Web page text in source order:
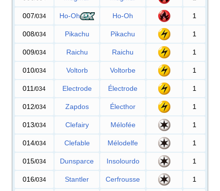
007/034 Ho-Oh Ho-Oh 1
008/034 Pikachu Pikachu 1
009/034 Raichu Raichu 1
010/034 Voltorb Voltorbe 1
011 /034 Electrode Électrode 1
012/034 Zapdos Électhor 1
013/034 Clefairy Mélofée 1
014/034 Clefable Mélodelfe 1
015/034 Dunsparce Insolourdo 1
016/034 Stantler Cerfrousse 1